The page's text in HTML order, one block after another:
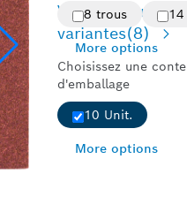
8 trous
14
More options
Choisissez une
d'emballage
10 Unit.
More options
Vue d'ensemble
variantes(8)